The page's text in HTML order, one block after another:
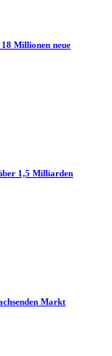
Millionen neue
1,5 Milliarden
Markt